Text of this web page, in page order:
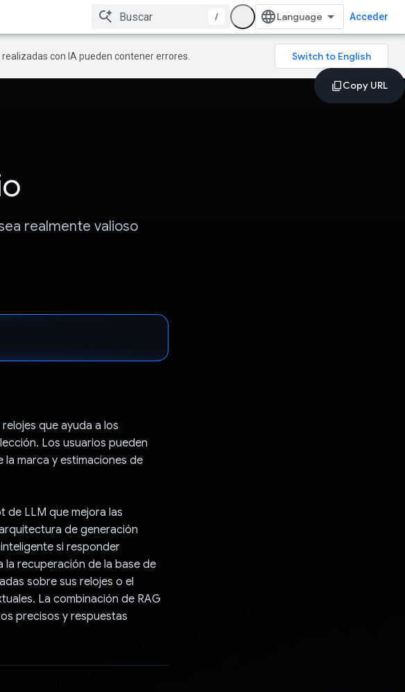
/ Acceder
con IA pueden contener errores.
realmente valioso
que ayuda a los
Los usuarios pueden
marca y estimaciones de
de LLM que mejora las
de generación
si responder
recuperación de la base de
sobre sus relojes o el
La combinación de RAG
precisos y respuestas